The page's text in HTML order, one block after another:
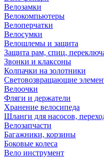
Велозамки
Велокомпьютеры
Велоперчатки
Велосумки
Велошлемы и защита
Защита рам, спиц,
Звонки и клаксоны
Колпачки на золотники
Световозвращающие
Велоочки
Фляги и держатели
Хранение велосипеда
Шланги для насосов,
Велозапчасти
Багажники, корзины
Боковые колеса
Вело инструмент